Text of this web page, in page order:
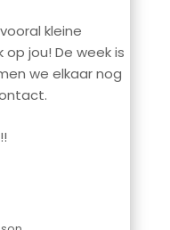
kleine
jou! De week is
we elkaar nog